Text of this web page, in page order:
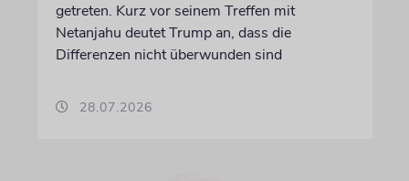
getreten. Kurz vor seinem Treffen mit
Netanjahu deutet Trump an, dass die
Differenzen nicht überwunden sind
28.07.2026